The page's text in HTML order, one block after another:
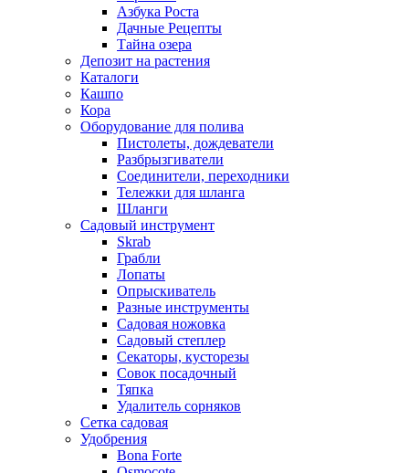
Азбука Роста
Дачные Рецепты
Тайна озера
Депозит на растения
Каталоги
Кашпо
Кора
Оборудование для полива
Пистолеты, дождеватели
Разбрызгиватели
Соединители, переходники
Тележки для шланга
Шланги
Садовый инструмент
Skrab
Грабли
Лопаты
Опрыскиватель
Разные инструменты
Садовая ножовка
Садовый степлер
Секаторы, кусторезы
Совок посадочный
Тяпка
Удалитель сорняков
Сетка садовая
Удобрения
Bona Forte